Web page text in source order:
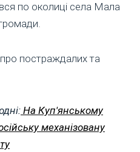
по околиці села Мала
постраждалих та
На Куп'янському
механізовану